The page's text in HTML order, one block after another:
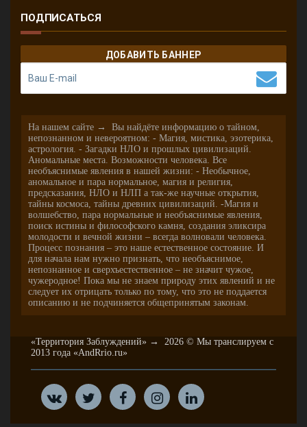
ПОДПИСАТЬСЯ
ДОБАВИТЬ БАННЕР
На нашем сайте → Вы найдёте информацию о тайном,
непознанном и невероятном: - Магия, мистика, эзотерика,
астрология. - Загадки НЛО и прошлых цивилизаций.
Аномальные места. Возможности человека. Все
необъяснимые явления в нашей жизни: - Необычное,
аномальное и пара нормальное, магия и религия,
предсказания, НЛО и НЛП а так-же научные открытия,
тайны космоса, тайны древних цивилизаций. -Магия и
волшебство, пара нормальные и необъяснимые явления,
поиск истины и философского камня, создания эликсира
молодости и вечной жизни – всегда волновали человека.
Процесс познания – это наше естественное состояние. И
для начала нам нужно признать, что необъяснимое,
непознанное и сверхъестественное – не значит чужое,
чужеродное! Пока мы не знаем природу этих явлений и не
следует их отрицать только по тому, что это не поддается
описанию и не подчиняется общепринятым законам.
«Территория Заблуждений» → 2026 © Мы транслируем с
2013 года «AndRrio.ru»